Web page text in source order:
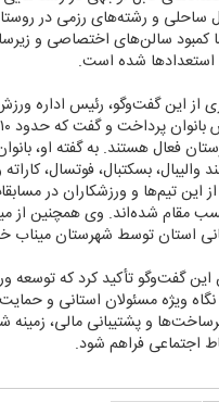
ساحلی و رشته‌های رزمی در
كمبود سالن‌های اختصاصی و
استعدادها شده است.
از این گفت‌وگو، رئیس اداره
فعال هستند. به گفته او،
والیبال، بسكتبال، فوتسال،
این تیم‌ها و ورزشكاران در
مقام شده‌اند. وی همچنین از
استان توسط شهرستان میناب
این گفت‌وگو تأكید كرد كه
نگاه ویژه مسئولان استانی و
و پشتیبانی مالی، زمینه
اجتماعی فراهم شود.